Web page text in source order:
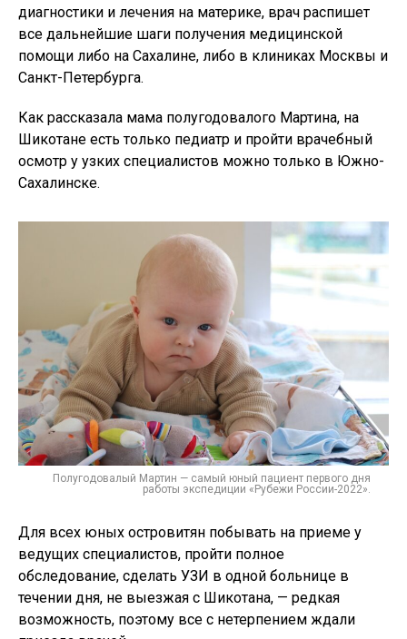
диагностики и лечения на материке, врач распишет
все дальнейшие шаги получения медицинской
помощи либо на Сахалине, либо в клиниках Москвы и
Санкт-Петербурга.
Как рассказала мама полугодовалого Мартина, на
Шикотане есть только педиатр и пройти врачебный
осмотр у узких специалистов можно только в Южно-
Сахалинске.
Полугодовалый Мартин — самый юный пациент первого дня
работы экспедиции «Рубежи России-2022».
Для всех юных островитян побывать на приеме у
ведущих специалистов, пройти полное
обследование, сделать УЗИ в одной больнице в
течении дня, не выезжая с Шикотана, — редкая
возможность, поэтому все с нетерпением ждали